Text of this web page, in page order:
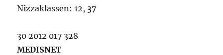
Nizzaklassen: 12, 37
30 2012 017 328
MEDISNET